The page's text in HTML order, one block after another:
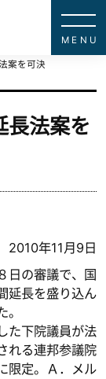
案を可決
法案を
2010年11月9日
日の審議で、国
延長を盛り込ん
た下院議員が法
れる連邦参議院
限定。Ａ．メル